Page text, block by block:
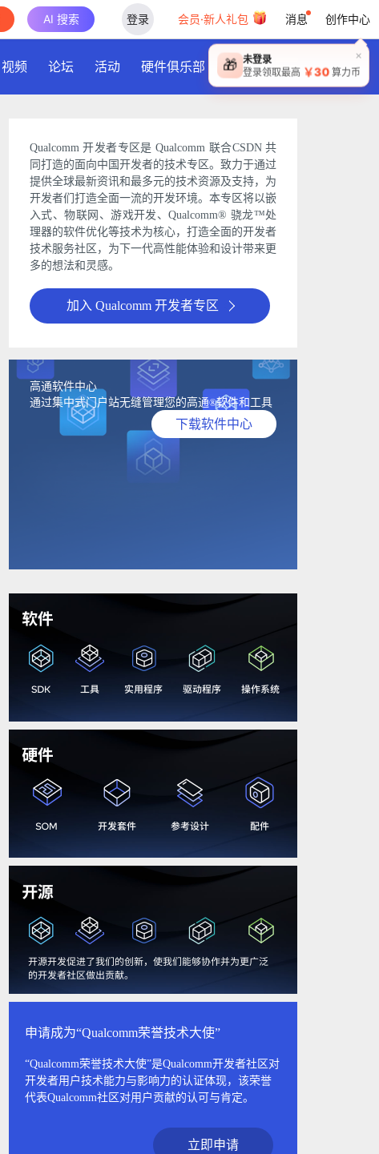
AI 搜索 登录 会员·新人礼包 消息 创作中心
视频 论坛 活动 硬件俱乐部 下载
Qualcomm 开发者专区是 Qualcomm 联合CSDN 共
同打造的面向中国开发者的技术专区。致力于通过
提供全球最新资讯和最多元的技术资源及支持，为
开发者们打造全面一流的开发环境。本专区将以嵌
入式、物联网、游戏开发、Qualcomm® 骁龙™处
理器的软件优化等技术为核心，打造全面的开发者
技术服务社区，为下一代高性能体验和设计带来更
多的想法和灵感。
加入 Qualcomm 开发者专区
高通软件中心
通过集中式门户站无缝管理您的高通®软件和工具
下载软件中心
申请成为“Qualcomm荣誉技术大使”
“Qualcomm荣誉技术大使”是Qualcomm开发者社区对
开发者用户技术能力与影响力的认证体现，该荣誉
代表Qualcomm社区对用户贡献的认可与肯定。
立即申请